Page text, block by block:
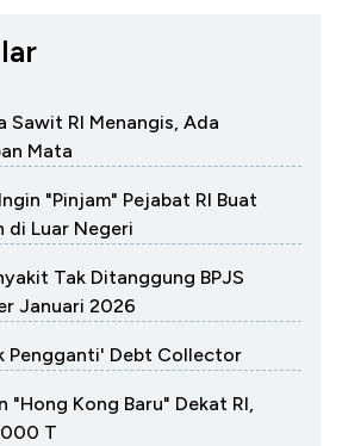
Sawit RI Menangis, Ada
Mata
"Pinjam" Pejabat RI Buat
di Luar Negeri
Tak Ditanggung BPJS
Januari 2026
Pengganti' Debt Collector
"Hong Kong Baru" Dekat RI,
T